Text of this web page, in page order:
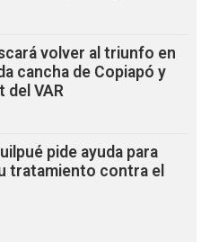
volver al triunfo en
cancha de Copiapó y
del VAR
pide ayuda para
tratamiento contra el